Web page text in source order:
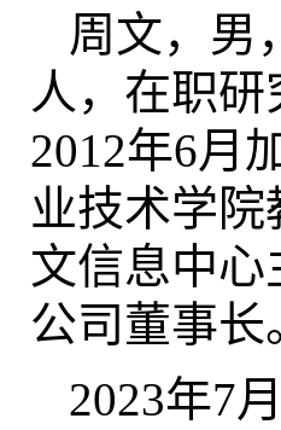
周文，男
人，在职
2012年6月
业技术学
文信息中
公司董事长
2023年7